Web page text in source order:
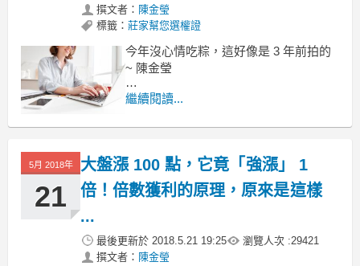
撰文者： 陳金瑩
標籤： 莊家幫您選權證
今年沒心情吃粽，這好像是 3 年前拍的
~ 陳金瑩
端午節尾盤急拉，原來早有慣例
前天一根長黑 K
繼續閱讀...
5月 2018年
21
大盤漲 100 點，它竟「強漲」 1
倍！倍數獲利的原理，原來是這樣
...
最後更新於 2018.5.21 19:25 瀏覽人次 :29421
撰文者： 陳金瑩